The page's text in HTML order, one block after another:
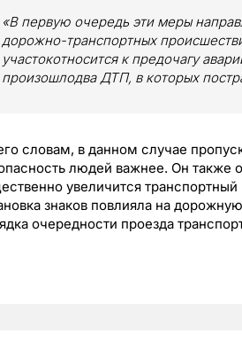
«В первую очередь эти меры
дорожно-транспортных
участокотносится к предочагу
произошлодва ДТП, в которых
словам, в данном случае
людей важнее. Он также
увеличится
знаков повлияла на
очередности проезда